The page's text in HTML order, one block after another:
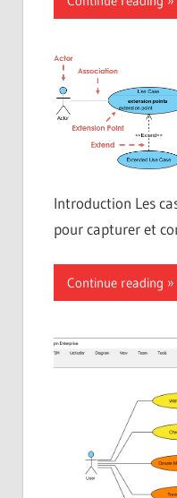
Introduction Les
pour capturer et
Continue reading